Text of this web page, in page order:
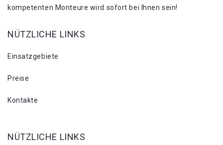
kompetenten Monteure wird sofort bei Ihnen sein!
NÜTZLICHE LINKS
Einsatzgebiete
Preise
Kontakte
NÜTZLICHE LINKS